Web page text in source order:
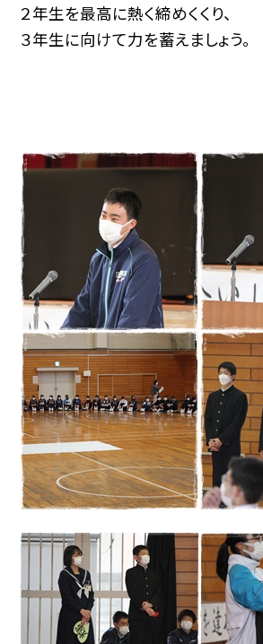
２年生を最高に熱く締めくくり、
３年生に向けて力を蓄えましょう。